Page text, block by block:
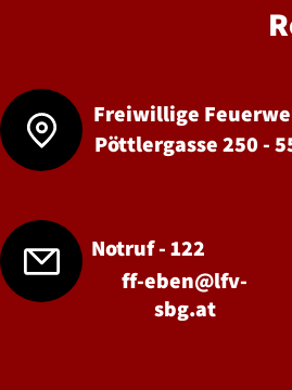
Freiwillige
Pöttlergasse 250 -
Notruf - 122
ff-eben@lfv-
sbg.at